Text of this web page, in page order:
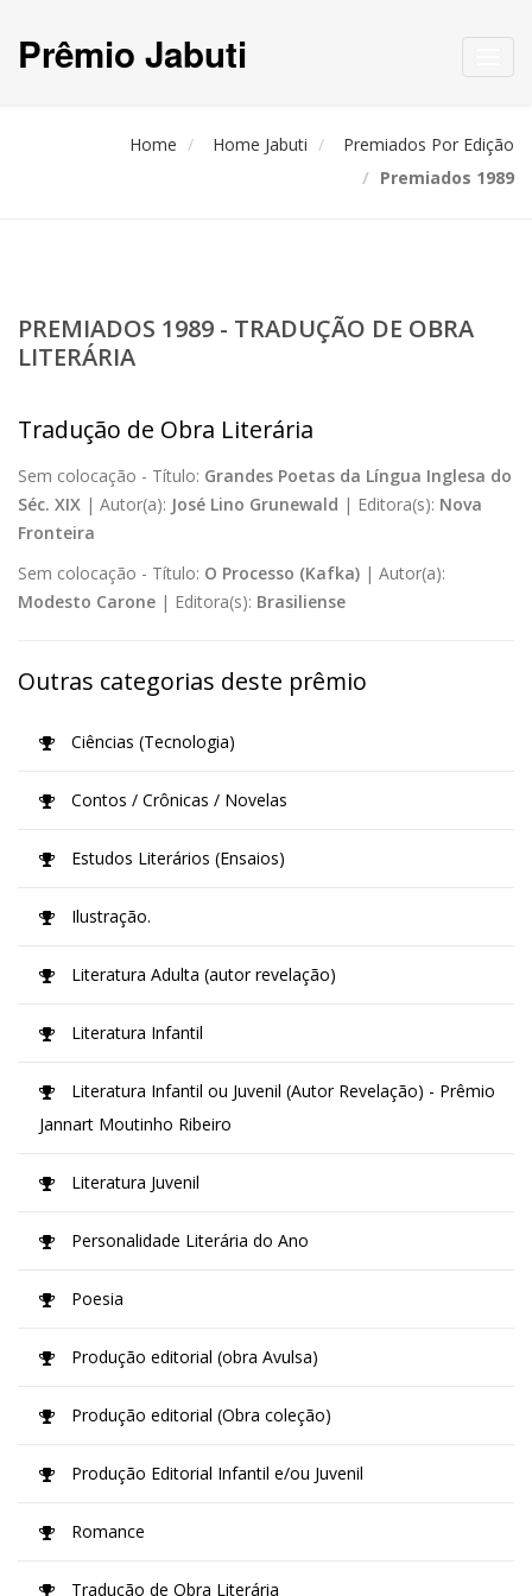
Prêmio Jabuti
Home Home Jabuti
Premiados Por Edição
Premiados 1989
PREMIADOS 1989 - TRADUÇÃO DE OBRA
LITERÁRIA
Tradução de Obra Literária
Sem colocação - Título: Grandes Poetas da Língua Inglesa do
Séc. XIX | Autor(a): José Lino Grunewald | Editora(s): Nova
Fronteira
Sem colocação - Título: O Processo (Kafka) | Autor(a):
Modesto Carone | Editora(s): Brasiliense
Outras categorias deste prêmio
Ciências (Tecnologia)
Contos / Crônicas / Novelas
Estudos Literários (Ensaios)
Ilustração.
Literatura Adulta (autor revelação)
Literatura Infantil
Literatura Infantil ou Juvenil (Autor Revelação) - Prêmio
Jannart Moutinho Ribeiro
Literatura Juvenil
Personalidade Literária do Ano
Poesia
Produção editorial (obra Avulsa)
Produção editorial (Obra coleção)
Produção Editorial Infantil e/ou Juvenil
Romance
Tradução de Obra Literária